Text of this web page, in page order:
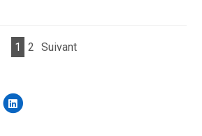
1 2 Suivant